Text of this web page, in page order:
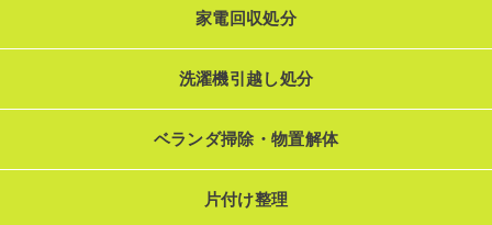
家電回収処分
洗濯機引越し処分
ベランダ掃除・物置解体
片付け整理